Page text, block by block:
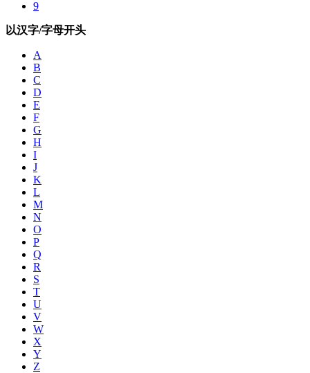
9
以汉字/字母开头
A
B
C
D
E
F
G
H
I
J
K
L
M
N
O
P
Q
R
S
T
U
V
W
X
Y
Z